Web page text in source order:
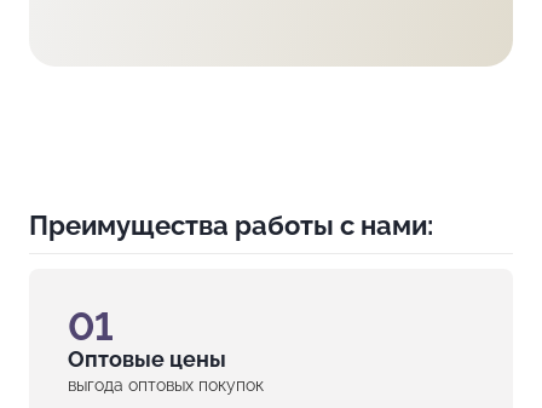
Преимущества работы с нами:
01
Оптовые цены
выгода оптовых покупок